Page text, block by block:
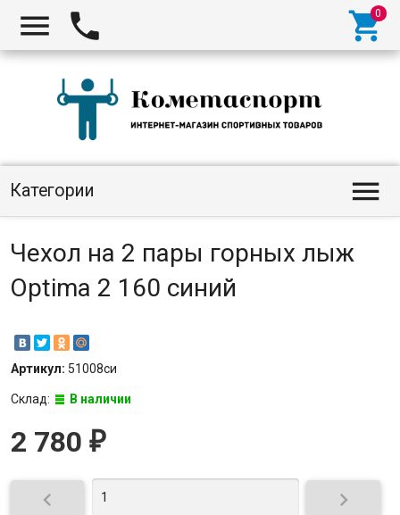
  
Категории 
Чехол на 2 пары горных лыж
Optima 2 160 синий
Артикул: 51008си
Склад: В наличии
2 780 ₽
 